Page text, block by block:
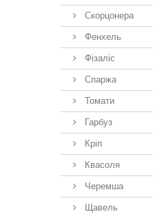
Скорцонера
Фенхель
Фізаліс
Спаржа
Томати
Гарбуз
Кріп
Квасоля
Черемша
Щавель